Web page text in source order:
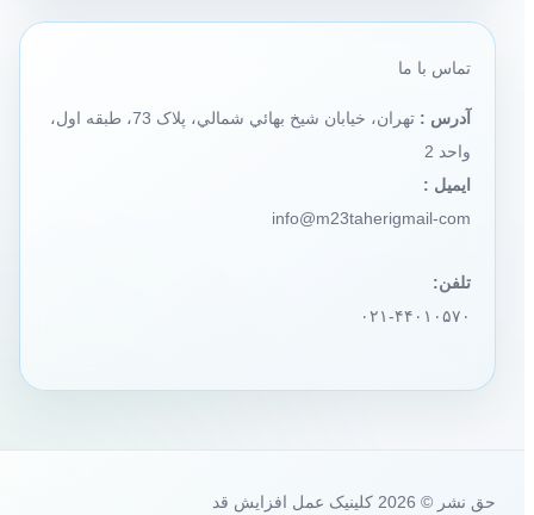
تماس با ما
آدرس :
تهران، خيابان شيخ بهائي شمالي، پلاک 73، طبقه اول،
واحد 2
ایمیل :
info@m23taherigmail-com
تلفن:
۰۲۱-۴۴۰۱۰۵۷۰
حق نشر © 2026 کلینیک عمل افزایش قد